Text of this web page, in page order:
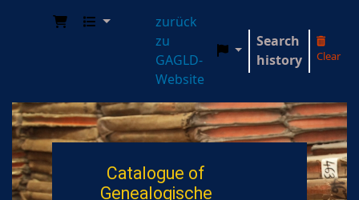
Genealogische Arbeitsgemeinschaft Lahn-
zurück
zu
GAGLD-
Website
Search
history
Clear
Catalogue of
Genealogische